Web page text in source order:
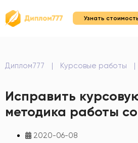
Узнать
Диплом777 | Курсовые работы |
Исправить
методика работы
2020-06-08